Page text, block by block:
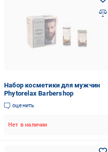
Набор косметики для мужчин
Phytorelax Barbershop
оценить
Нет в наличии